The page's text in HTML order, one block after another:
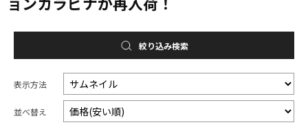
絞り込み検索
表示方法
並べ替え